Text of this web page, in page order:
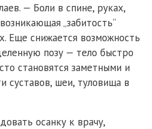
— Боли в спине, руках,
„забитость“
Еще снижается возможность
позу — тело быстро
становятся заметными и
суставов, шеи, туловища в
осанку к врачу,